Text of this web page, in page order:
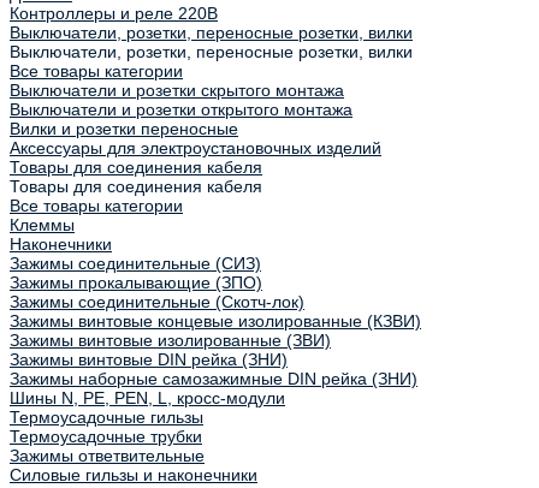
Контроллеры и реле 220В
Выключатели, розетки, переносные розетки, вилки
Выключатели, розетки, переносные розетки, вилки
Все товары категории
Выключатели и розетки скрытого монтажа
Выключатели и розетки открытого монтажа
Вилки и розетки переносные
Аксессуары для электроустановочных изделий
Товары для соединения кабеля
Товары для соединения кабеля
Все товары категории
Клеммы
Наконечники
Зажимы соединительные (СИЗ)
Зажимы прокалывающие (ЗПО)
Зажимы соединительные (Скотч-лок)
Зажимы винтовые концевые изолированные (КЗВИ)
Зажимы винтовые изолированные (ЗВИ)
Зажимы винтовые DIN рейка (ЗНИ)
Зажимы наборные самозажимные DIN рейка (ЗНИ)
Шины N, PE, PEN, L, кросс-модули
Термоусадочные гильзы
Термоусадочные трубки
Зажимы ответвительные
Силовые гильзы и наконечники